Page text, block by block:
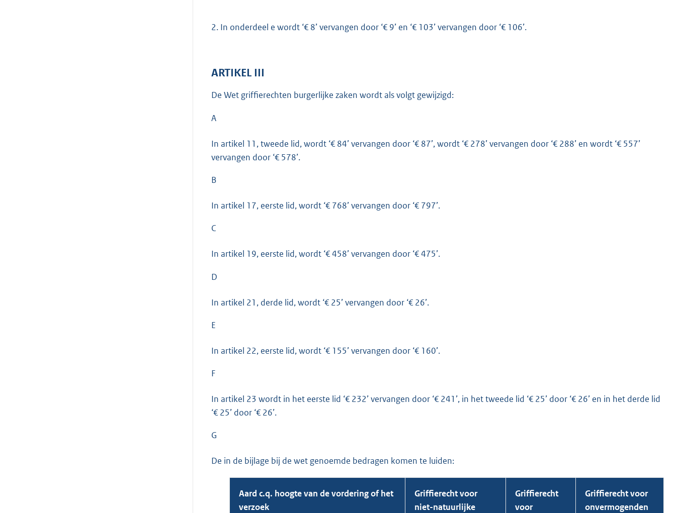
2. In onderdeel e wordt ‘€ 8’ vervangen door ‘€ 9’ en ‘€ 103’ vervangen door ‘€ 106’.
ARTIKEL III
De Wet griffierechten burgerlijke zaken wordt als volgt gewijzigd:
A
In artikel 11, tweede lid, wordt ‘€ 84’ vervangen door ‘€ 87’, wordt ‘€ 278’ vervangen door ‘€ 288’ en wordt ‘€ 557’
vervangen door ‘€ 578’.
B
In artikel 17, eerste lid, wordt ‘€ 768’ vervangen door ‘€ 797’.
C
In artikel 19, eerste lid, wordt ‘€ 458’ vervangen door ‘€ 475’.
D
In artikel 21, derde lid, wordt ‘€ 25’ vervangen door ‘€ 26’.
E
In artikel 22, eerste lid, wordt ‘€ 155’ vervangen door ‘€ 160’.
F
In artikel 23 wordt in het eerste lid ‘€ 232’ vervangen door ‘€ 241’, in het tweede lid ‘€ 25’ door ‘€ 26’ en in het derde lid
‘€ 25’ door ‘€ 26’.
G
De in de bijlage bij de wet genoemde bedragen komen te luiden:
Aard c.q. hoogte van de vordering of het
verzoek
Griffierecht voor
niet-natuurlijke
Griffierecht
voor
Griffierecht voor
onvermogenden